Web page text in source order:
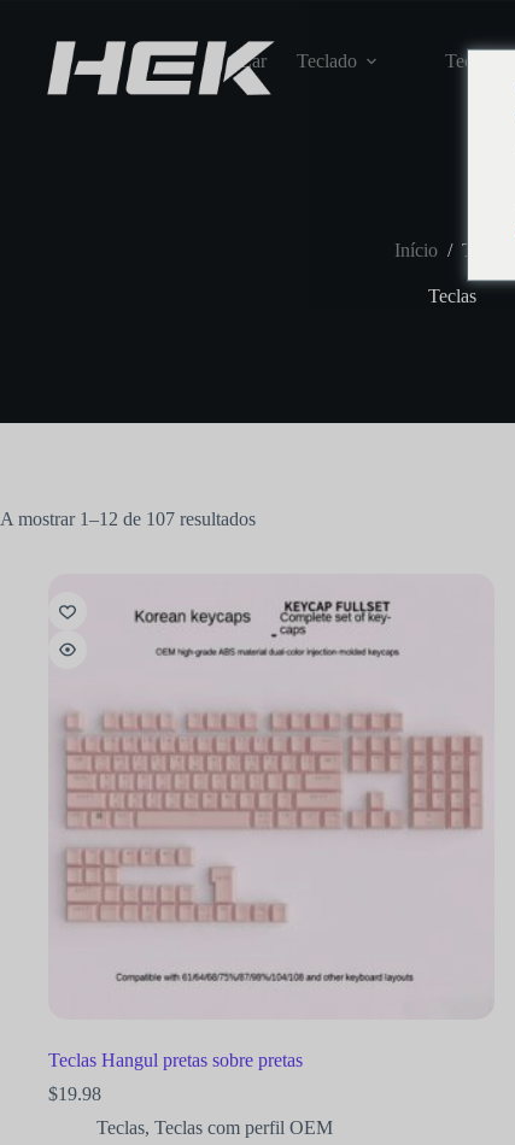
Lar Teclado Teclas
Início / Teclas
Teclas
A mostrar 1–12 de 107 resultados
Teclas Hangul pretas sobre pretas
$19.98
Teclas, Teclas com perfil OEM